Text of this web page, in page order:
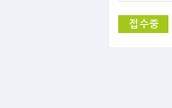
접수중